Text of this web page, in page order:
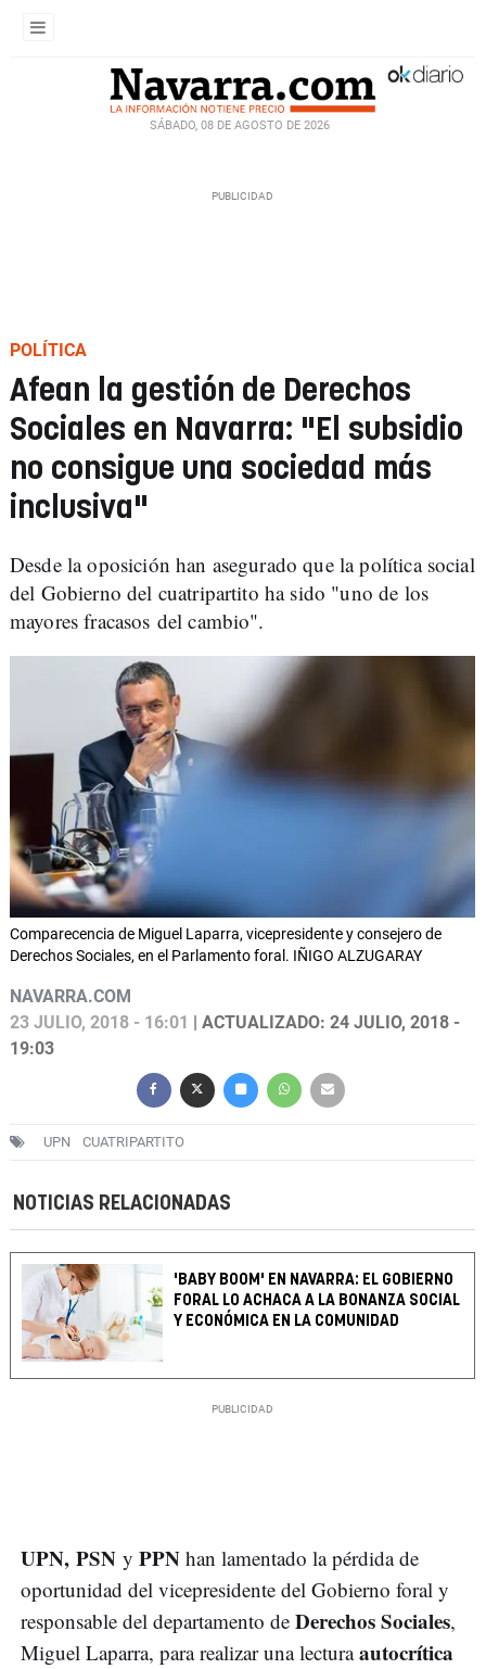
SÁBADO, 08 DE AGOSTO DE 2026
POLÍTICA
Afean la gestión de Derechos
Sociales en Navarra: "El subsidio
no consigue una sociedad más
inclusiva"
Desde la oposición han asegurado que la política social
del Gobierno del cuatripartito ha sido "uno de los
mayores fracasos del cambio".
Comparecencia de Miguel Laparra, vicepresidente y consejero de
Derechos Sociales, en el Parlamento foral. IÑIGO ALZUGARAY
NAVARRA.COM
23 JULIO, 2018 - 16:01
| ACTUALIZADO: 24 JULIO, 2018 -
19:03
UPN CUATRIPARTITO
NOTICIAS RELACIONADAS
'BABY BOOM' EN NAVARRA: EL GOBIERNO
FORAL LO ACHACA A LA BONANZA SOCIAL
Y ECONÓMICA EN LA COMUNIDAD
UPN, PSN y PPN han lamentado la pérdida de
oportunidad del vicepresidente del Gobierno foral y
responsable del departamento de Derechos Sociales,
Miguel Laparra, para realizar una lecturaautocrítica